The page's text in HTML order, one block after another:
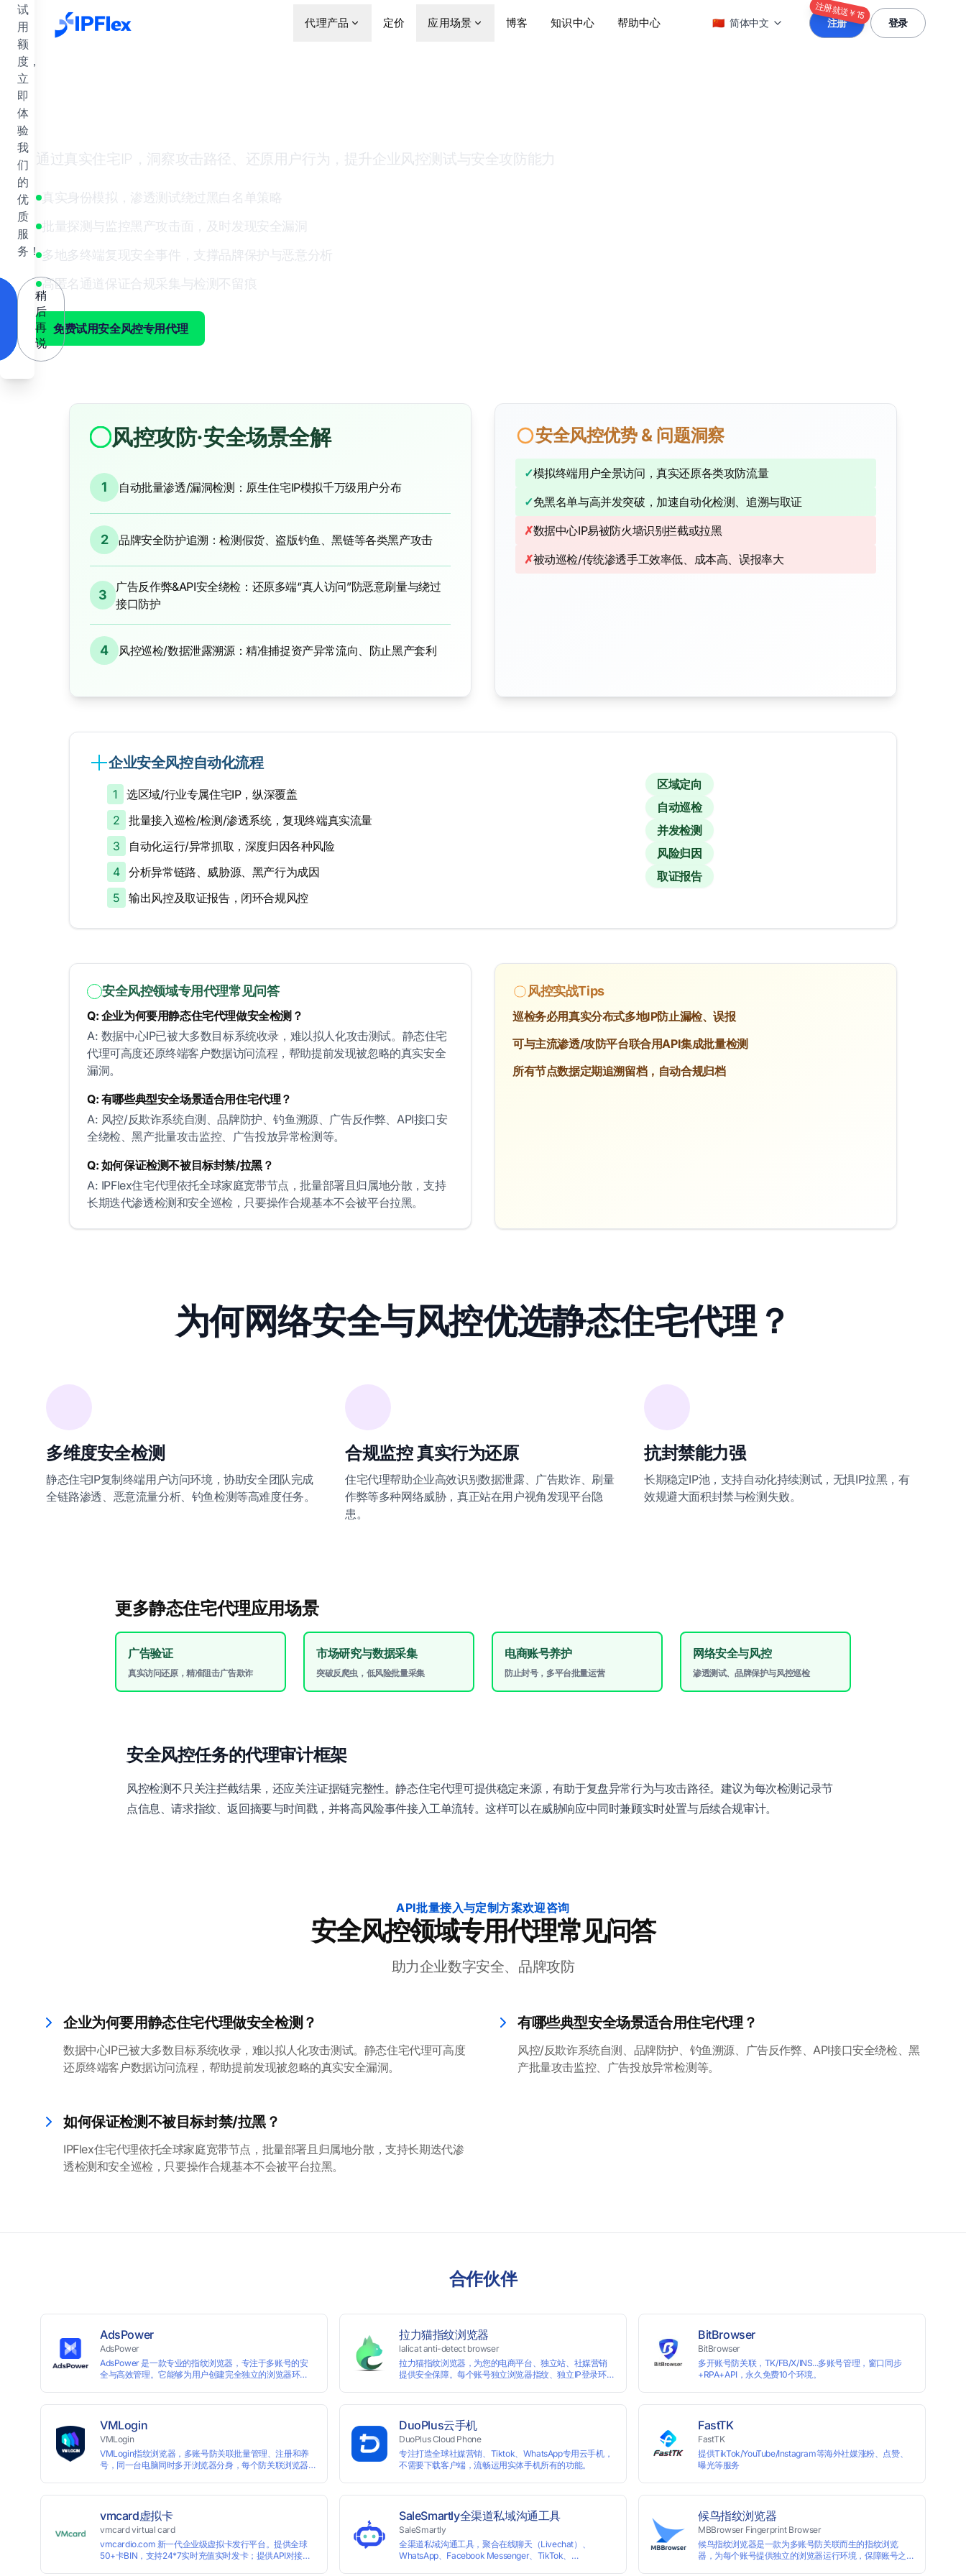
试
用
额
度，
立
即
体
验
我
们
的
优
质
服
务！
稍
后
再
说
跳到主要内容
代理产品 定价 应用场景 博客 知识中心 帮助中心 🇨🇳 简体中文 注册
注册就送￥15
登录
通过真实住宅IP，洞察攻击路径、还原用户行为，提升企业风控测试与安全攻防能力
真实身份模拟，渗透测试绕过黑白名单策略
批量探测与监控黑产攻击面，及时发现安全漏洞
多地多终端复现安全事件，支撑品牌保护与恶意分析
高匿名通道保证合规采集与检测不留痕
免费试用安全风控专用代理
风控攻防·安全场景全解
1 自动批量渗透/漏洞检测：原生住宅IP模拟千万级用户分布
2 品牌安全防护追溯：检测假货、盗版钓鱼、黑链等各类黑产攻击
3
广告反作弊&API安全绕检：还原多端“真人访问”防恶意刷量与绕过
接口防护
4 风控巡检/数据泄露溯源：精准捕捉资产异常流向、防止黑产套利
安全风控优势 & 问题洞察
✓模拟终端用户全景访问，真实还原各类攻防流量
✓免黑名单与高并发突破，加速自动化检测、追溯与取证
✗数据中心IP易被防火墙识别拦截或拉黑
✗被动巡检/传统渗透手工效率低、成本高、误报率大
企业安全风控自动化流程
1
选区域/行业专属住宅IP，纵深覆盖
2
批量接入巡检/检测/渗透系统，复现终端真实流量
3
自动化运行/异常抓取，深度归因各种风险
4
分析异常链路、威胁源、黑产行为成因
5
输出风控及取证报告，闭环合规风控
区域定向
自动巡检
并发检测
风险归因
取证报告
安全风控领域专用代理常见问答
Q: 企业为何要用静态住宅代理做安全检测？
A: 数据中心IP已被大多数目标系统收录，难以拟人化攻击测试。静态住宅
代理可高度还原终端客户数据访问流程，帮助提前发现被忽略的真实安全
漏洞。
Q: 有哪些典型安全场景适合用住宅代理？
A: 风控/反欺诈系统自测、品牌防护、钓鱼溯源、广告反作弊、API接口安
全绕检、黑产批量攻击监控、广告投放异常检测等。
Q: 如何保证检测不被目标封禁/拉黑？
A: IPFlex住宅代理依托全球家庭宽带节点，批量部署且归属地分散，支持
长期迭代渗透检测和安全巡检，只要操作合规基本不会被平台拉黑。
风控实战Tips
巡检务必用真实分布式多地IP防止漏检、误报
可与主流渗透/攻防平台联合用API集成批量检测
所有节点数据定期追溯留档，自动合规归档
为何网络安全与风控优选静态住宅代理？
多维度安全检测
静态住宅IP复制终端用户访问环境，协助安全团队完成
全链路渗透、恶意流量分析、钓鱼检测等高难度任务。
合规监控 真实行为还原
住宅代理帮助企业高效识别数据泄露、广告欺诈、刷量
作弊等多种网络威胁，真正站在用户视角发现平台隐
患。
抗封禁能力强
长期稳定IP池，支持自动化持续测试，无惧IP拉黑，有
效规避大面积封禁与检测失败。
更多静态住宅代理应用场景
广告验证
真实访问还原，精准阻击广告欺诈
市场研究与数据采集
突破反爬虫，低风险批量采集
电商账号养护
防止封号，多平台批量运营
网络安全与风控
渗透测试、品牌保护与风控巡检
安全风控任务的代理审计框架
风控检测不只关注拦截结果，还应关注证据链完整性。静态住宅代理可提供稳定来源，有助于复盘异常行为与攻击路径。建议为每次检测记录节
点信息、请求指纹、返回摘要与时间戳，并将高风险事件接入工单流转。这样可以在威胁响应中同时兼顾实时处置与后续合规审计。
API批量接入与定制方案欢迎咨询
安全风控领域专用代理常见问答
助力企业数字安全、品牌攻防
企业为何要用静态住宅代理做安全检测？
数据中心IP已被大多数目标系统收录，难以拟人化攻击测试。静态住宅代理可高度
还原终端客户数据访问流程，帮助提前发现被忽略的真实安全漏洞。
有哪些典型安全场景适合用住宅代理？
风控/反欺诈系统自测、品牌防护、钓鱼溯源、广告反作弊、API接口安全绕检、黑
产批量攻击监控、广告投放异常检测等。
如何保证检测不被目标封禁/拉黑？
IPFlex住宅代理依托全球家庭宽带节点，批量部署且归属地分散，支持长期迭代渗
透检测和安全巡检，只要操作合规基本不会被平台拉黑。
合作伙伴
AdsPower
AdsPower
AdsPower 是一款专业的指纹浏览器，专注于多账号的安
全与高效管理。它能够为用户创建完全独立的浏览器环
拉力猫指纹浏览器
lalicat anti-detect browser
拉力猫指纹浏览器，为您的电商平台、独立站、社媒营销
提供安全保障。每个账号独立浏览器指纹、独立IP登录环
BitBrowser
BitBrowser
多开账号防关联，TK/FB/X/INS...多账号管理，窗口同步
+RPA+API，永久免费10个环境。
VMLogin
VMLogin
VMLogin指纹浏览器，多账号防关联批量管理、注册和养
号，同一台电脑同时多开浏览器分身，每个防关联浏览器
DuoPlus云手机
DuoPlus Cloud Phone
专注打造全球社媒营销、Tiktok、WhatsApp专用云手机，
不需要下载客户端，流畅运用实体手机所有的功能。
FastTK
FastTK
提供TikTok/YouTube/Instagram等海外社媒涨粉、点赞、
曝光等服务
vmcard虚拟卡
vmcard virtual card
vmcardio.com 新一代企业级虚拟卡发行平台。提供全球
50+卡BIN，支持24*7实时充值实时发卡；提供API对接和
SaleSmartly全渠道私域沟通工具
SaleSmartly
全渠道私域沟通工具，聚合在线聊天（Livechat）、
WhatsApp、Facebook Messenger、TikTok、
候鸟指纹浏览器
MBBrowser Fingerprint Browser
候鸟指纹浏览器是一款为多账号防关联而生的指纹浏览
器，为每个账号提供独立的浏览器运行环境，保障账号之